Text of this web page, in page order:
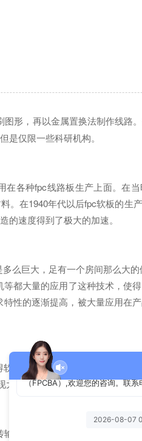
形，再以金属置换法制作线路
仅限一些科研机构。
各种fpc线路板生产上面。在
。在1940年代以后fpc软板的生
速度得到了极大的加速。
么巨大，足有一个房间那么大
都大量的应用了这种技术，使
性的逐渐提高，被大量应用在
板的发展得到了更为广泛的使
量功能被缩合在一起，这些都
上，软板还是不可取代，这些技